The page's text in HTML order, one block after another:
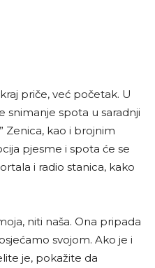
priče, već početak. U
snimanje spota u saradnji
Zenica, kao i brojnim
pjesme i spota će se
i radio stanica, kako
niti naša. Ona pripada
svojom. Ako je i
je, pokažite da